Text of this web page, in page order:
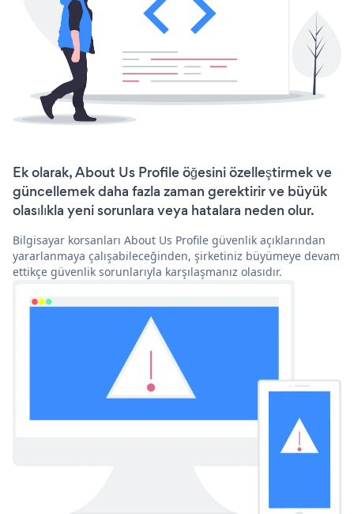
Ek olarak, About Us Profile öğesini özelleştirmek ve
güncellemek daha fazla zaman gerektirir ve büyük
olasılıkla yeni sorunlara veya hatalara neden olur.
Bilgisayar korsanları About Us Profile güvenlik açıklarından
yararlanmaya çalışabileceğinden, şirketiniz büyümeye devam
ettikçe güvenlik sorunlarıyla karşılaşmanız olasıdır.